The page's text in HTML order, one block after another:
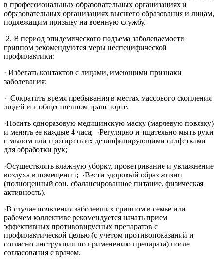
в профессиональных образовательных организациях и
образовательных организациях высшего образования и лицам,
подлежащим призыву на военную службу.
2. В период эпидемического подъема заболеваемости
гриппом рекомендуются меры неспецифической
профилактики:
· Избегать контактов с лицами, имеющими признаки
заболевания;
· Сократить время пребывания в местах массового скопления
людей и в общественном транспорте;
·Носить одноразовую медицинскую маску (марлевую повязку)
и менять ее каждые 4 часа; ·Регулярно и тщательно мыть руки
с мылом или протирать их дезинфицирующими салфетками
для обработки рук;
·Осуществлять влажную уборку, проветривание и увлажнение
воздуха в помещении; ·Вести здоровый образ жизни
(полноценный сон, сбалансированное питание, физическая
активность).
·В случае появления заболевших гриппом в семье или
рабочем коллективе рекомендуется начать прием
эффективных противовирусных препаратов с
профилактической целью (с учетом противопоказаний и
согласно инструкции по применению препарата) после
согласования с врачом.